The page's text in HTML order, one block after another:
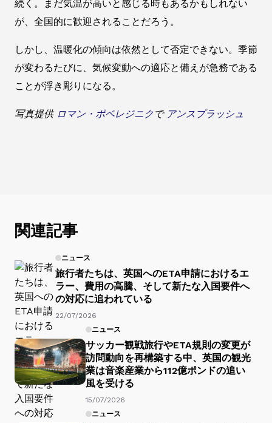
続く。まだ気温が高いと感じる時もあるかもしれない
が、全国的に歓迎されることだろう。
しかし、温暖化の傾向は依然として否定できない。季節
が変わるたびに、気候変動への適応と備えが急務である
ことが浮き彫りになる。
写真提供 ロマン・ポベレジニクで アンスプラッシュ
関連記事
ニュース
旅行者たちは、英国へのETA申請におけるエ
ラー、費用の高騰、そして新たな入国要件へ
の対応に追われている
22/07/2026
ニュース
サッカー観戦旅行やETA規則の変更が
訪問動向を再構築する中、英国の観光
業は音楽産業から112億ポンドの追い
風を受ける
15/07/2026
ニュース